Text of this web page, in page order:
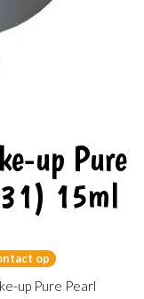
up Pure
15ml
op
up Pure Pearl